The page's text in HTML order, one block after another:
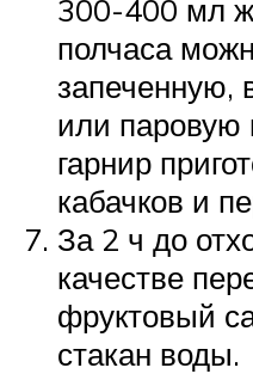
300-400 мл
полчаса
запеченную,
или паровую
гарнир
кабачков и
За 2 ч до
качестве
фруктовый
стакан воды.